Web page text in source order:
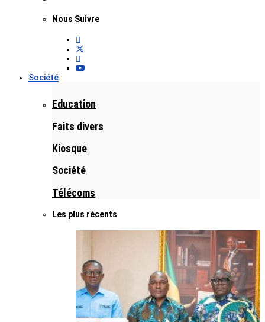
Nous Suivre
Société
Education
Faits divers
Kiosque
Société
Télécoms
Les plus récents